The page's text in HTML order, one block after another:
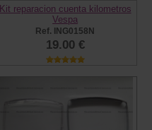
Kit reparacion cuenta kilometros
Vespa
Ref. ING0158N
19.00 €